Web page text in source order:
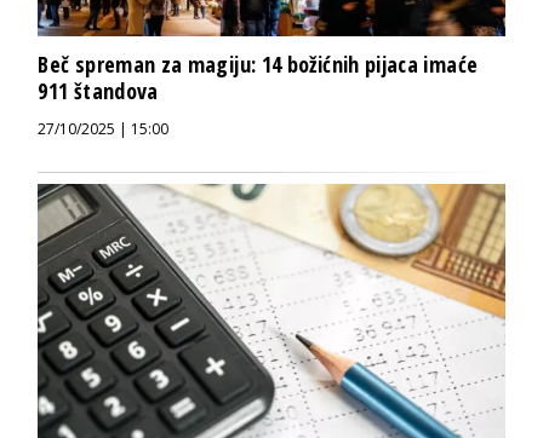
Beč spreman za magiju: 14 božićnih pijaca imaće
911 štandova
27/10/2025 | 15:00